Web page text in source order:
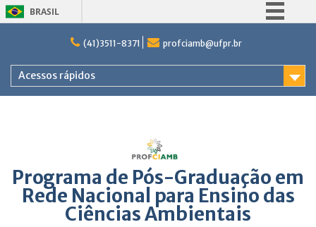
BRASIL
(41)3511-8371 profciamb@ufpr.br
Acessos rápidos
Programa de Pós-Graduação em
Rede Nacional para Ensino das
Ciências Ambientais